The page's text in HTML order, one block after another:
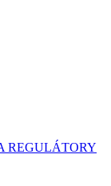
REGULÁTORY